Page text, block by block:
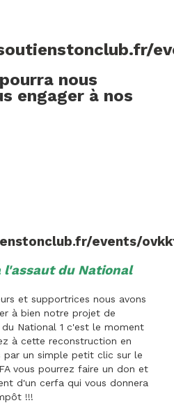
nous
engager à nos
events/
l'assaut du National
et supportrices nous avons
à bien notre projet de
National 1 c'est le moment
à cette reconstruction en
par un simple petit clic sur le
vous pourrez faire un don et
d'un cerfa qui vous donnera
!!!